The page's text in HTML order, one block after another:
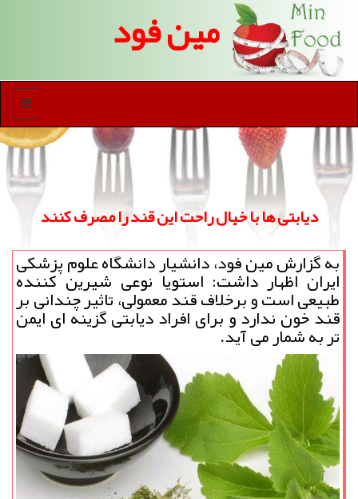
مین فود
منو
دیابتی ها با خیال راحت این قند را مصرف کنند
به گزارش مین فود، دانشیار دانشگاه علوم پزشکی
ایران اظهار داشت: استویا نوعی شیرین کننده
طبیعی است و برخلاف قند معمولی، تاثیر چندانی بر
قند خون ندارد و برای افراد دیابتی گزینه ای ایمن
تر به شمار می آید.